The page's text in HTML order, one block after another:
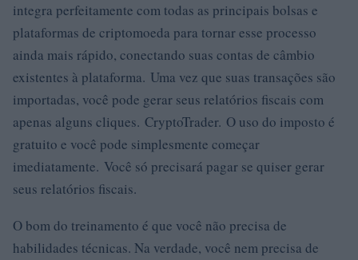
integra perfeitamente com todas as principais bolsas e
plataformas de criptomoeda para tornar esse processo
ainda mais rápido, conectando suas contas de câmbio
existentes à plataforma. Uma vez que suas transações são
importadas, você pode gerar seus relatórios fiscais com
apenas alguns cliques. CryptoTrader. O uso do imposto é
gratuito e você pode simplesmente começar
imediatamente. Você só precisará pagar se quiser gerar
seus relatórios fiscais.
O bom do treinamento é que você não precisa de
habilidades técnicas. Na verdade, você nem precisa de